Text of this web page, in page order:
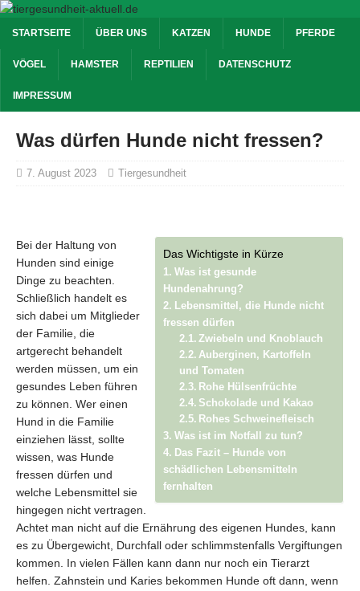
STARTSEITE ÜBER UNS KATZEN HUNDE PFERDE
VÖGEL HAMSTER REPTILIEN DATENSCHUTZ
IMPRESSUM
Was dürfen Hunde nicht fressen?
7. August 2023 Tiergesundheit
Das Wichtigste in Kürze
Was ist gesunde
Hundenahrung?
Lebensmittel, die Hunde nicht
fressen dürfen
Zwiebeln und Knoblauch
Auberginen, Kartoffeln
und Tomaten
Rohe Hülsenfrüchte
Schokolade und Kakao
Rohes Schweinefleisch
Was ist im Notfall zu tun?
Das Fazit – Hunde von
schädlichen Lebensmitteln
fernhalten
Bei der Haltung von
Hunden sind einige
Dinge zu beachten.
Schließlich handelt es
sich dabei um Mitglieder
der Familie, die
artgerecht behandelt
werden müssen, um ein
gesundes Leben führen
zu können. Wer einen
Hund in die Familie
einziehen lässt, sollte
wissen, was Hunde
fressen dürfen und
welche Lebensmittel sie
hingegen nicht vertragen.
Achtet man nicht auf die Ernährung des eigenen Hundes, kann
es zu Übergewicht, Durchfall oder schlimmstenfalls Vergiftungen
kommen. In vielen Fällen kann dann nur noch ein Tierarzt
helfen. Zahnstein und Karies bekommen Hunde oft dann, wenn